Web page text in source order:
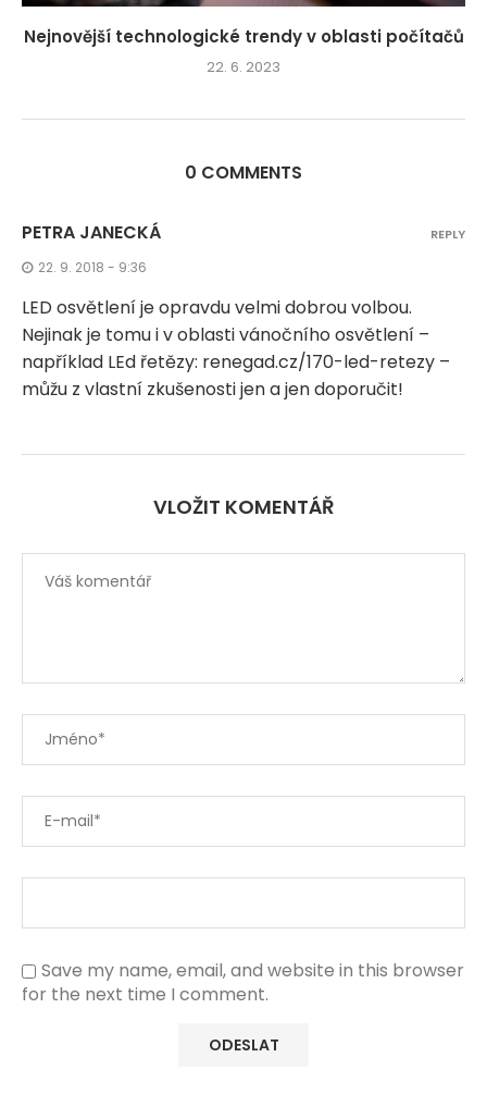
Nejnovější technologické trendy v oblasti počítačů
22. 6. 2023
0 COMMENTS
PETRA JANECKÁ
22. 9. 2018 - 9:36
LED osvětlení je opravdu velmi dobrou volbou.
Nejinak je tomu i v oblasti vánočního osvětlení –
například LEd řetězy: renegad.cz/170-led-retezy –
můžu z vlastní zkušenosti jen a jen doporučit!
REPLY
VLOŽIT KOMENTÁŘ
Save my name, email, and website in this browser
for the next time I comment.